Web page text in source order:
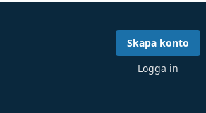
Skapa konto
Logga in